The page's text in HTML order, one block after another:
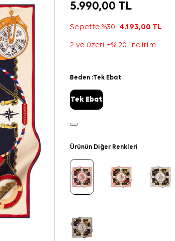
5.990,00 TL
Sepette %30 4.193,00 TL
2 ve üzeri +% 20 indirim
Beden :Tek Ebat
Tek Ebat
Ürünün Diğer Renkleri